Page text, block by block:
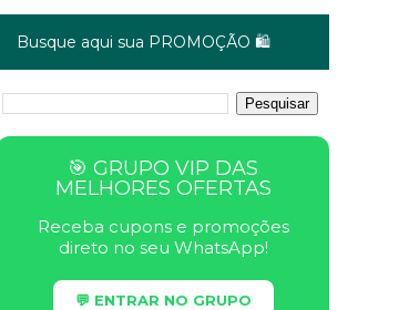
Busque aqui sua PROMOÇÃO 🛍️
🎯 GRUPO VIP DAS
MELHORES OFERTAS
Receba cupons e promoções
direto no seu WhatsApp!
💬 ENTRAR NO GRUPO